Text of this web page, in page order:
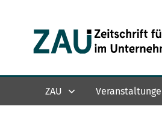
ZAU